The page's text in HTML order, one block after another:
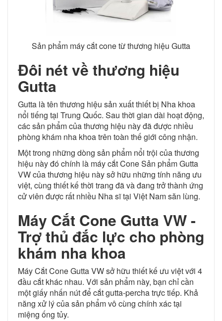
Sản phẩm máy cắt cone từ thương hiệu Gutta
Đôi nét về thương hiệu
Gutta
Gutta là tên thương hiệu sản xuất thiết bị Nha khoa
nổi tiếng tại Trung Quốc. Sau thời gian dài hoạt động,
các sản phẩm của thương hiệu này đã được nhiều
phòng khám nha khoa trên toàn thế giới công nhận.
Một trong những dòng sản phẩm nổi trội của thương
hiệu này đó chính là máy cắt Cone Sản phẩm Gutta
VW của thương hiệu này sở hữu những tính năng ưu
việt, cùng thiết kế thời trang đã và đang trở thành ứng
cử viên được rất nhiều Nha sĩ tại Việt Nam săn lùng.
Máy Cắt Cone Gutta VW -
Trợ thủ đắc lực cho phòng
khám nha khoa
Máy Cắt Cone Gutta VW sở hữu thiết kế ưu việt với 4
đầu cắt khác nhau. Với sản phẩm này, bạn chỉ cần
một giấy nhấn nút để cắt gutta-percha trực tiếp. Khả
năng xử lý của sản phẩm vô cùng chính xác tại
miệng ống tủy.